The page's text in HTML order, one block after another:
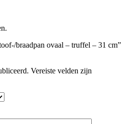
braadpan ovaal – truffel – 31 cm”
Vereiste velden zijn